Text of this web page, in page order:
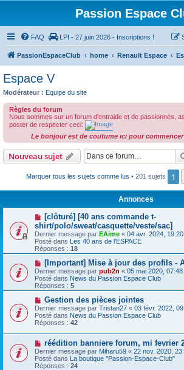
Passion Espace
FAQ LPI - 27 juin 2026 - Inscriptions !
PassionEspaceClub home Renault Espace
Espace V
Modérateur : Equipe du site
Règles du forum
Nous sommes sur un forum d'entraide et de passionnés,
poster de respecter ceci:
Le bonjour est de coutume ici pour commencer
Nouveau sujet
Marquer tous les sujets comme lus • 201 sujets 1
Annonces
[clôturé] [40 ans commande t-
shirt/polo/sweat/casquette/veste/sac]
Dernier message par EAime « 04 avr. 2024, 19:20
Posté dans Les 40 ans de l'ESPACE
Réponses : 18
[Important] Mise à jour des profils -
Dernier message par pub2n « 05 mai 2020, 07:48
Posté dans News du Passion Espace Club
Réponses : 5
Gestion des pièces jointes
Dernier message par Tristan27 « 03 févr. 2022,
Posté dans News du Passion Espace Club
Réponses : 42
réédition banniere forum, mi fevrier
Dernier message par Miharu59 « 22 nov. 2020,
Posté dans La boutique "Passion-Espace-Club"
Réponses : 24